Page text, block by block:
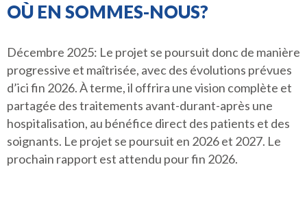
OÙ EN SOMMES-NOUS?
Décembre 2025: Le projet se poursuit donc de manière
progressive et maîtrisée, avec des évolutions prévues
d’ici fin 2026. À terme, il offrira une vision complète et
partagée des traitements avant-durant-après une
hospitalisation, au bénéfice direct des patients et des
soignants. Le projet se poursuit en 2026 et 2027. Le
prochain rapport est attendu pour fin 2026.